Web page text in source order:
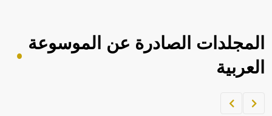
المجلدات الصادرة عن الموسوعة
العربية